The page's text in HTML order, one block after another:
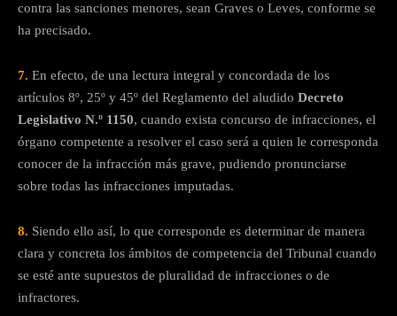
contra las sanciones menores, sean Graves o Leves, conforme se
ha precisado.
7. En efecto, de una lectura integral y concordada de los
artículos 8º, 25º y 45º del Reglamento del aludido Decreto
Legislativo N.º 1150, cuando exista concurso de infracciones, el
órgano competente a resolver el caso será a quien le corresponda
conocer de la infracción más grave, pudiendo pronunciarse
sobre todas las infracciones imputadas.
8. Siendo ello así, lo que corresponde es determinar de manera
clara y concreta los ámbitos de competencia del Tribunal cuando
se esté ante supuestos de pluralidad de infracciones o de
infractores.